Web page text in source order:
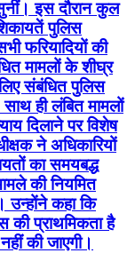
इस दौरान कुल
पुलिस
फरियादियों की
मामलों के शीघ्र
संबंधित पुलिस
ही लंबित मामलों
दिलाने पर विशेष
ने अधिकारियों
का समयबद्ध
की नियमित
उन्होंने कहा कि
की प्राथमिकता है
की जाएगी।